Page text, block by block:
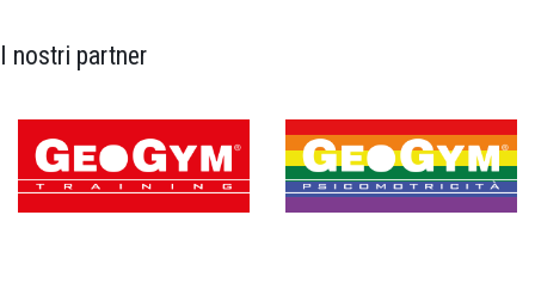
I nostri partner